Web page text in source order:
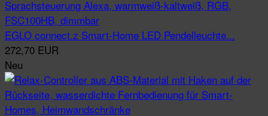
EGLO connect.z Smart-Home LED Pendelleuchte...
272,70 EUR
Neu